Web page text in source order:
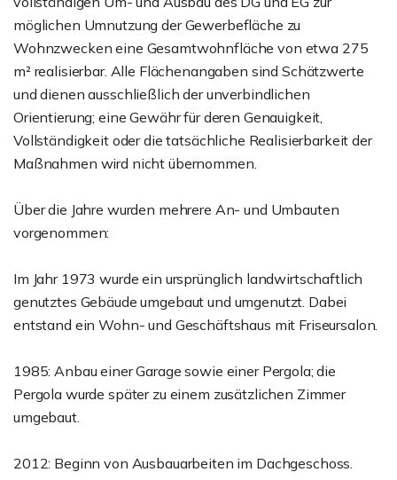
möglichen Umnutzung der Gewerbefläche zu
Wohnzwecken eine Gesamtwohnfläche von etwa 275
m² realisierbar. Alle Flächenangaben sind Schätzwerte
und dienen ausschließlich der unverbindlichen
Orientierung; eine Gewähr für deren Genauigkeit,
Vollständigkeit oder die tatsächliche Realisierbarkeit der
Maßnahmen wird nicht übernommen.
Über die Jahre wurden mehrere An- und Umbauten
vorgenommen:
Im Jahr 1973 wurde ein ursprünglich landwirtschaftlich
genutztes Gebäude umgebaut und umgenutzt. Dabei
entstand ein Wohn- und Geschäftshaus mit Friseursalon.
1985: Anbau einer Garage sowie einer Pergola; die
Pergola wurde später zu einem zusätzlichen Zimmer
umgebaut.
2012: Beginn von Ausbauarbeiten im Dachgeschoss.